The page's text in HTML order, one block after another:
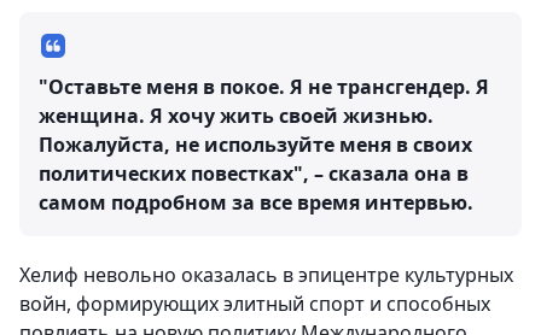
"Оставьте меня в покое. Я не трансгендер. Я
женщина. Я хочу жить своей жизнью.
Пожалуйста, не используйте меня в своих
политических повестках", – сказала она в
самом подробном за все время интервью.
Хелиф невольно оказалась в эпицентре культурных
войн, формирующих элитный спорт и способных